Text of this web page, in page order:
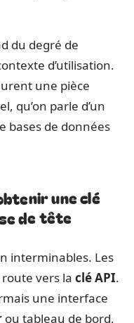
du degré de
d’utilisation.
une pièce
qu’on parle d’un
bases de données
une clé
de tête
interminables. Les
vers la clé API.
une interface
ou tableau de bord,